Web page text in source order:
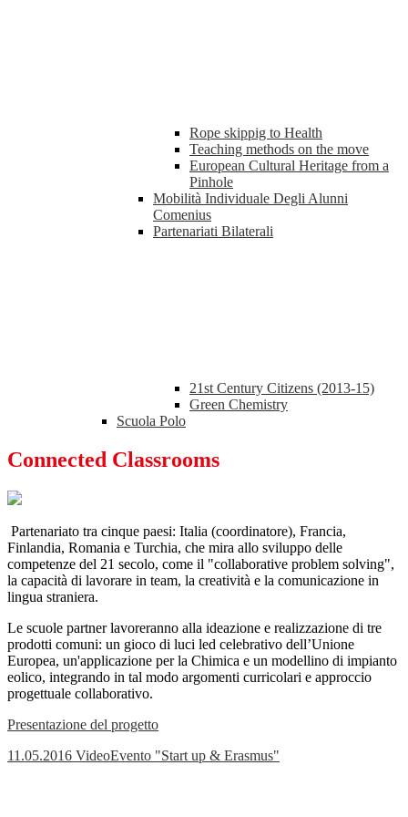
Rope skippig to Health
Teaching methods on the move
European Cultural Heritage from a
Pinhole
Mobilità Individuale Degli Alunni
Comenius
Partenariati Bilaterali
21st Century Citizens (2013-15)
Green Chemistry
Scuola Polo
Connected Classrooms
Partenariato tra cinque paesi: Italia (coordinatore), Francia,
Finlandia, Romania e Turchia, che mira allo sviluppo delle
competenze del 21 secolo, come il "collaborative problem solving",
la capacità di lavorare in team, la creatività e la comunicazione in
lingua straniera.
Le scuole partner lavoreranno alla ideazione e realizzazione di tre
prodotti comuni: un gioco di luci led celebrativo dell’Unione
Europea, un'applicazione per la Chimica e un modellino di impianto
eolico, integrando in tal modo argomenti curricolari e approccio
progettuale collaborativo.
Presentazione del progetto
11.05.2016 VideoEvento "Start up & Erasmus"